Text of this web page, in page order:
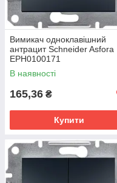
Вимикач одноклавішний
антрацит Schneider Asfora
EPH0100171
В наявності
165,36 ₴
Купити